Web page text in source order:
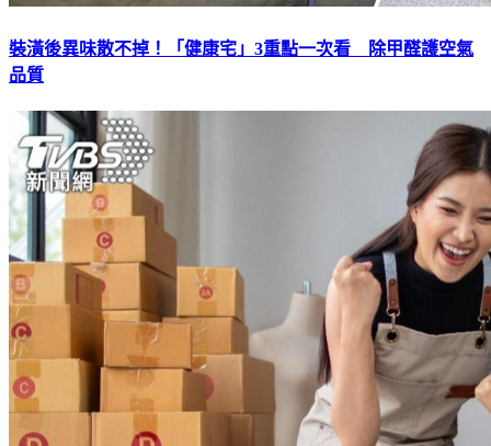
裝潢後異味散不掉！「健康宅」3重點一次看 除甲醛護空氣
品質